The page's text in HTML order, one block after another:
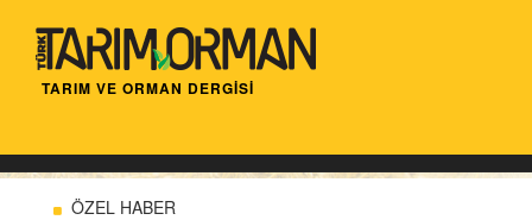
TARIM VE ORMAN DERGİSİ
ÖZEL HABER